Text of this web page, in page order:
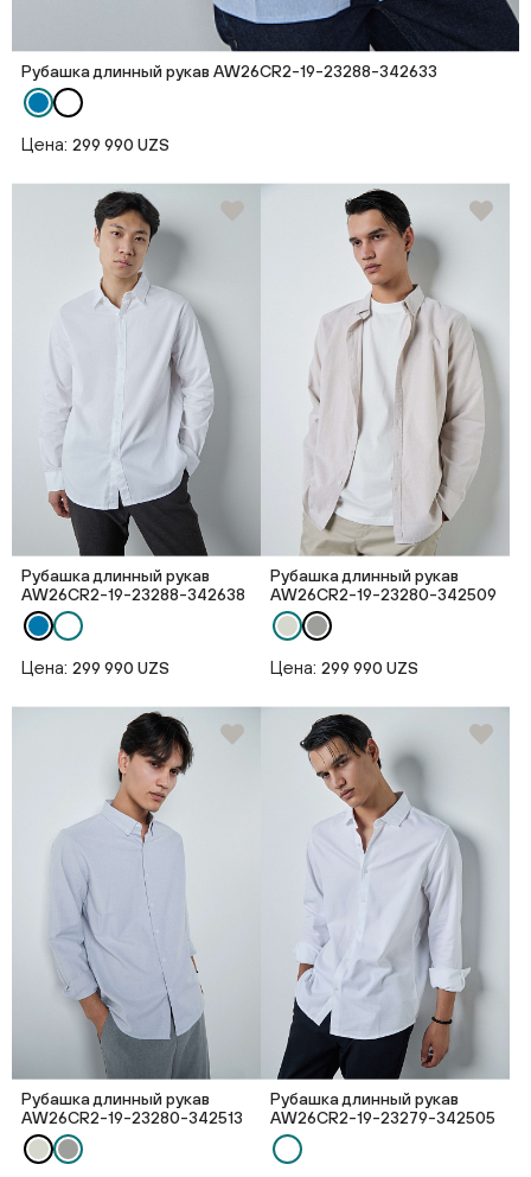
Рубашка длинный рукав AW26CR2-19-23288-342633
Цена: 299 990 UZS
Рубашка длинный рукав
AW26CR2-19-23288-342638
Цена: 299 990 UZS
Рубашка длинный рукав
AW26CR2-19-23280-342509
Цена: 299 990 UZS
Рубашка длинный рукав
AW26CR2-19-23280-342513
Рубашка длинный рукав
AW26CR2-19-23279-342505